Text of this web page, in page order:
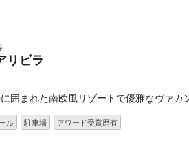
リビラ
囲まれた南欧風リゾートで優雅なヴァカ
ル 駐車場 アワード受賞歴有